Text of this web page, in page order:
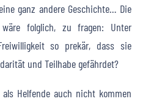
ganz andere Geschichte… Die
folglich, zu fragen: Unter
so prekär, dass sie
und Teilhabe gefährdet?
Helfende auch nicht kommen